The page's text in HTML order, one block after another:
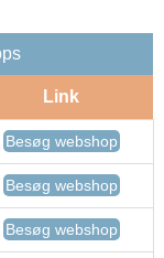
Link
Besøg webshop
Besøg webshop
Besøg webshop